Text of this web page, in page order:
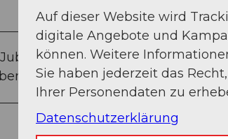
der Biosphäre ist diese
werden.
Auf dieser Website wird
digitale Angebote und
können. Weitere
Sie haben jederzeit das
Ihrer Personendaten zu
Datenschutzerklärung